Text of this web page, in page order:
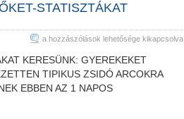
bejegyzéshez
STATISZTÁKAT
SOA-
TÉMÁJÚ
FILMFORGATÁSHOZ
SZEREPLŐKET-
a hozzászólások lehetősége kikapcsolva
KERESÜNK: GYEREKEKET
TIPIKUS ZSIDÓ ARCOKRA
EBBEN AZ 1 NAPOS